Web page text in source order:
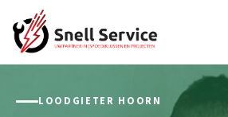
LOODGIETER HOORN